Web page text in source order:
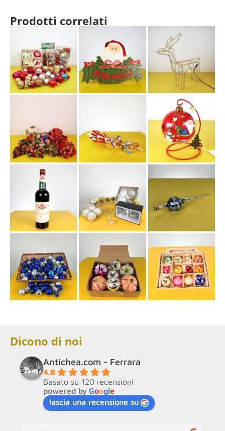
Prodotti correlati
Dicono di noi
Antichea.com - Ferrara
4.8
Basato su 120 recensioni
powered by Google
lascia una recensione su